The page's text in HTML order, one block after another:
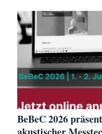
BeBeC 2026